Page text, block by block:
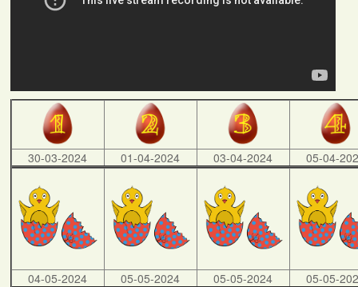
30-03-2024 01-04-2024 03-04-2024 05-04-
04-05-2024 05-05-2024 05-05-2024 05-05-